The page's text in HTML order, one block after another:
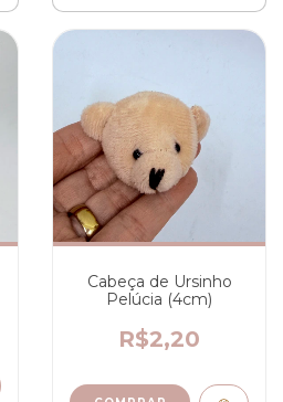
Cabeça de Ursinho
Pelúcia (4cm)
R$2,20